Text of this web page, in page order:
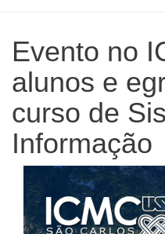
Evento no
alunos e
curso de
Informação